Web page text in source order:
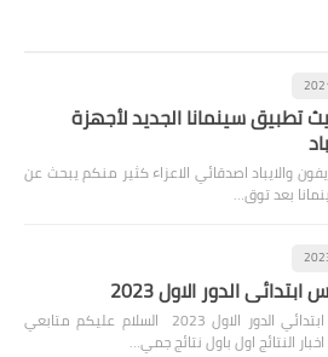
تطبيق سينمانا الجديد لأجهزة
والايباد اصدقائي الاعزاء كثير منكم يبحث عن
بعد توق…
الدور الاول 2023
نتائج السادس ابتدائي الدور الاول 2023 السلام عليكم متابعي
النتائج اول باول نتائج جمي…